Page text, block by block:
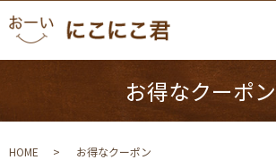
お得なクーポン
HOME お得なクーポン